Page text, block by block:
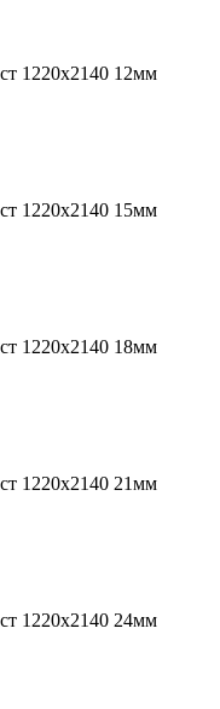
1220х2140 12мм
1220х2140 15мм
1220х2140 18мм
1220х2140 21мм
1220х2140 24мм